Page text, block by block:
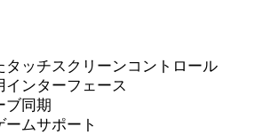
タッチスクリーンコントロール
インターフェース
ブ同期
ームサポート